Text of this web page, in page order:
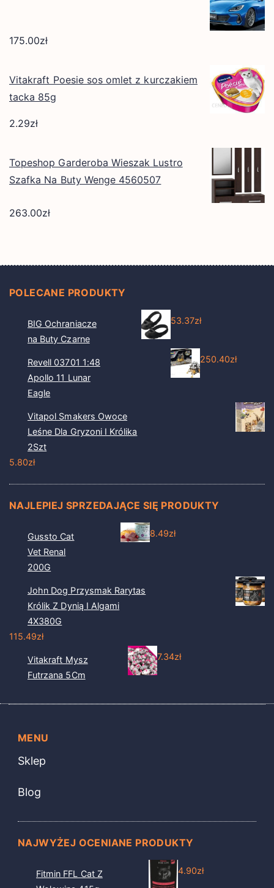
175.00zł
Vitakraft Poesie sos omlet z kurczakiem
tacka 85g
2.29zł
Topeshop Garderoba Wieszak Lustro
Szafka Na Buty Wenge 4560507
263.00zł
POLECANE PRODUKTY
BIG Ochraniacze
na Buty Czarne
53.37zł
Revell 03701 1:48
Apollo 11 Lunar
Eagle
250.40zł
Vitapol Smakers Owoce
Leśne Dla Gryzoni I Królika
2Szt
5.80zł
NAJLEPIEJ SPRZEDAJĄCE SIĘ PRODUKTY
Gussto Cat
Vet Renal
200G
8.49zł
John Dog Przysmak Rarytas
Królik Z Dynią I Algami
4X380G
115.49zł
Vitakraft Mysz
Futrzana 5Cm
7.34zł
MENU
Sklep
Blog
NAJWYŻEJ OCENIANE PRODUKTY
Fitmin FFL Cat Z
4.90zł